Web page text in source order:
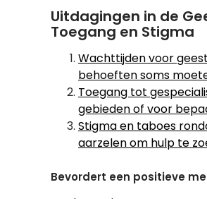
Uitdagingen in de
Toegang en Stigma
Wachttijden voor
behoeften soms
Toegang tot
gebieden of voor
Stigma en taboes
aarzelen om hulp te
Bevordert een positieve